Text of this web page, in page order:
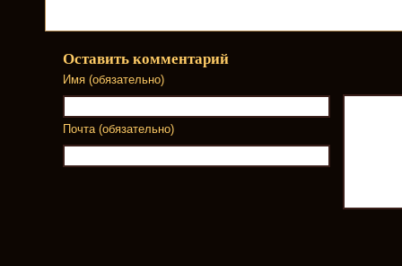
Оставить комментарий
Имя (обязательно)
Почта (обязательно)